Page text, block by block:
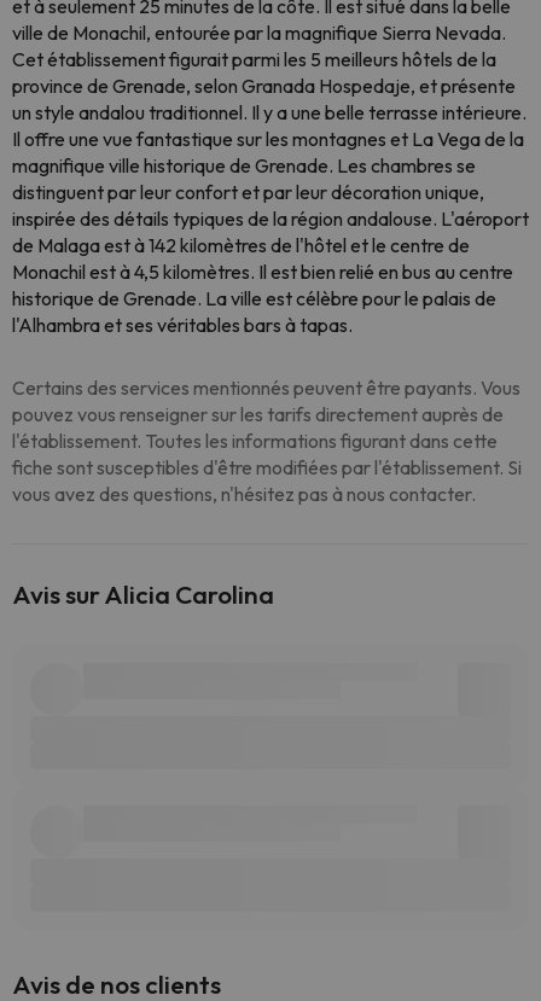
et à seulement 25 minutes de la côte. Il est situé dans la belle
ville de Monachil, entourée par la magnifique Sierra Nevada.
Cet établissement figurait parmi les 5 meilleurs hôtels de la
province de Grenade, selon Granada Hospedaje, et présente
un style andalou traditionnel. Il y a une belle terrasse intérieure.
Il offre une vue fantastique sur les montagnes et La Vega de la
magnifique ville historique de Grenade. Les chambres se
distinguent par leur confort et par leur décoration unique,
inspirée des détails typiques de la région andalouse. L'aéroport
de Malaga est à 142 kilomètres de l'hôtel et le centre de
Monachil est à 4,5 kilomètres. Il est bien relié en bus au centre
historique de Grenade. La ville est célèbre pour le palais de
l'Alhambra et ses véritables bars à tapas.
Certains des services mentionnés peuvent être payants. Vous
pouvez vous renseigner sur les tarifs directement auprès de
l'établissement. Toutes les informations figurant dans cette
fiche sont susceptibles d'être modifiées par l'établissement. Si
vous avez des questions, n'hésitez pas à nous contacter.
Avis sur Alicia Carolina
Avis de nos clients